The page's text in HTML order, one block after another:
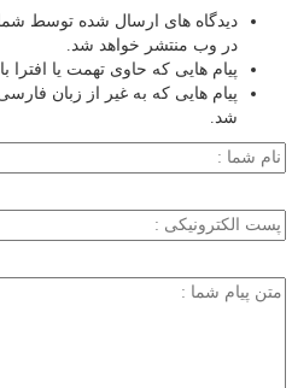
دیدگاه های ارسال شده توسط
در وب منتشر خواهد شد.
پیام هایی که حاوی تهمت یا افترا
پیام هایی که به غیر از زبان
شد.